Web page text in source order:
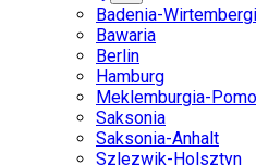
Child
Menu
Badenia-
Bawaria
Berlin
Hamburg
Meklemburgia-
Saksonia
Saksonia-Anhalt
Szlezwik-Holsztyn